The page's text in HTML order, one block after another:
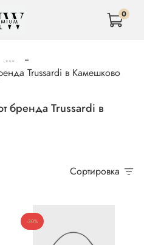
0
...
Trussardi в Камешково
бренда Trussardi в
Сортировка
-30%